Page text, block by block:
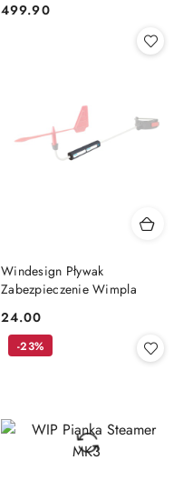
Cena:
499.90
Windesign Pływak
Zabezpieczenie Wimpla
Cena:
24.00
-23%